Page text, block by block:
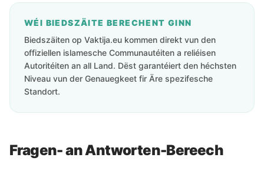
WÉI BIEDSZÄITE BERECHENT GINN
Biedszäiten op Vaktija.eu kommen direkt vun den
offiziellen islamesche Communautéiten a reliéisen
Autoritéiten an all Land. Dëst garantéiert den héchsten
Niveau vun der Genauegkeet fir Äre spezifesche
Standort.
Fragen- an Antworten-Bereech